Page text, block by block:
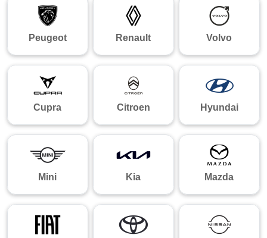
Peugeot Renault Volvo
Cupra Citroen Hyundai
Mini Kia Mazda